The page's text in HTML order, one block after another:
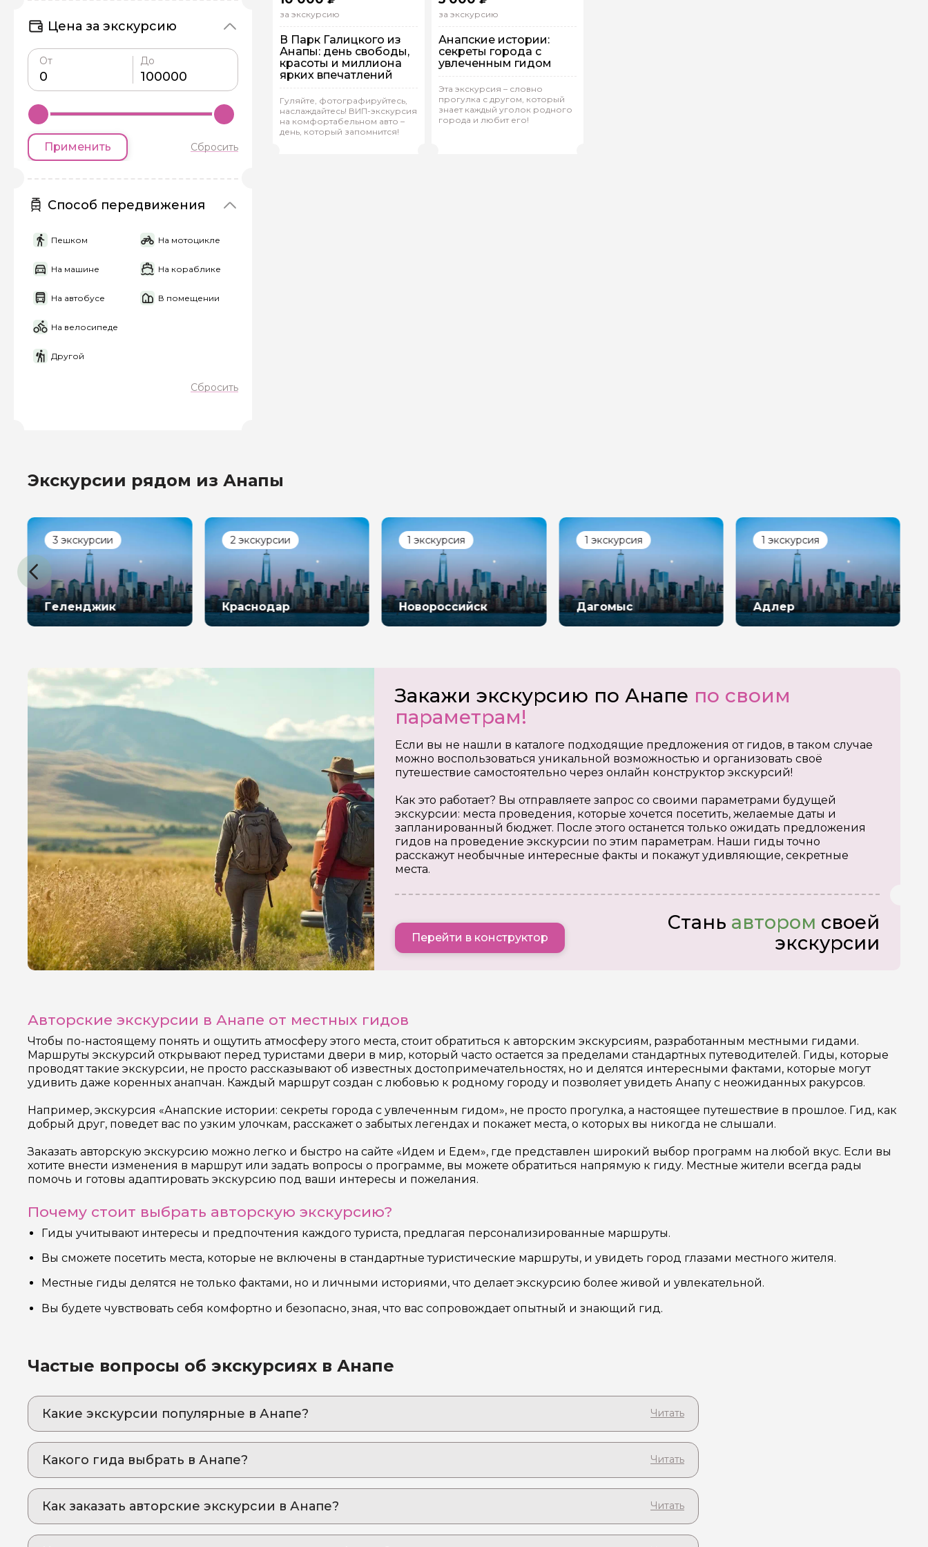
Цена за экскурсию
От До
Применить Сбросить
Способ передвижения
Пешком На мотоцикле
На машине На кораблике
На автобусе В помещении
На велосипеде
Другой
Сбросить
за экскурсию
В Парк Галицкого из
Анапы: день свободы,
красоты и миллиона
ярких впечатлений
Гуляйте, фотографируйтесь,
наслаждайтесь! ВИП-экскурсия
на комфортабельном авто –
день, который запомнится!
Елена.М 910
Индивидуальная
На машине
за экскурсию
Анапские истории:
секреты города с
увлеченным гидом
Эта экскурсия – словно
прогулка с другом, который
знает каждый уголок родного
города и любит его!
Индивидуальная
На машине
Экскурсии рядом из Анапы
3 экскурсии
Геленджик
2 экскурсии
Краснодар
1 экскурсия
Новороссийск
1 экскурсия
Дагомыс
1 экскурсия
Адлер
Закажи экскурсию по Анапе по своим
параметрам!
Если вы не нашли в каталоге подходящие предложения от гидов, в таком случае
можно воспользоваться уникальной возможностью и организовать своё
путешествие самостоятельно через онлайн конструктор экскурсий!
Как это работает? Вы отправляете запрос со своими параметрами будущей
экскурсии: места проведения, которые хочется посетить, желаемые даты и
запланированный бюджет. После этого останется только ожидать предложения
гидов на проведение экскурсии по этим параметрам. Наши гиды точно
расскажут необычные интересные факты и покажут удивляющие, секретные
места.
Перейти в конструктор
Стань автором своей
экскурсии
Авторские экскурсии в Анапе от местных гидов
Чтобы по-настоящему понять и ощутить атмосферу этого места, стоит обратиться к авторским экскурсиям, разработанным местными гидами.
Маршруты экскурсий открывают перед туристами двери в мир, который часто остается за пределами стандартных путеводителей. Гиды, которые
проводят такие экскурсии, не просто рассказывают об известных достопримечательностях, но и делятся интересными фактами, которые могут
удивить даже коренных анапчан. Каждый маршрут создан с любовью к родному городу и позволяет увидеть Анапу с неожиданных ракурсов.
Например, экскурсия «Анапские истории: секреты города с увлеченным гидом», не просто прогулка, а настоящее путешествие в прошлое. Гид, как
добрый друг, поведет вас по узким улочкам, расскажет о забытых легендах и покажет места, о которых вы никогда не слышали.
Заказать авторскую экскурсию можно легко и быстро на сайте «Идем и Едем», где представлен широкий выбор программ на любой вкус. Если вы
хотите внести изменения в маршрут или задать вопросы о программе, вы можете обратиться напрямую к гиду. Местные жители всегда рады
помочь и готовы адаптировать экскурсию под ваши интересы и пожелания.
Почему стоит выбрать авторскую экскурсию?
Гиды учитывают интересы и предпочтения каждого туриста, предлагая персонализированные маршруты.
Вы сможете посетить места, которые не включены в стандартные туристические маршруты, и увидеть город глазами местного жителя.
Местные гиды делятся не только фактами, но и личными историями, что делает экскурсию более живой и увлекательной.
Вы будете чувствовать себя комфортно и безопасно, зная, что вас сопровождает опытный и знающий гид.
Частые вопросы об экскурсиях в Анапе
Какие экскурсии популярные в Анапе?
Гуляйте, фотографируйтесь, наслаждайтесь! ВИП-экскурсия на комфортабельном авто – день, который
запомнится!
Какого гида выбрать в Анапе?
2. Александр.С 204
Как заказать авторские экскурсии в Анапе?
Я даю своё согласие на обработку
персональных данных